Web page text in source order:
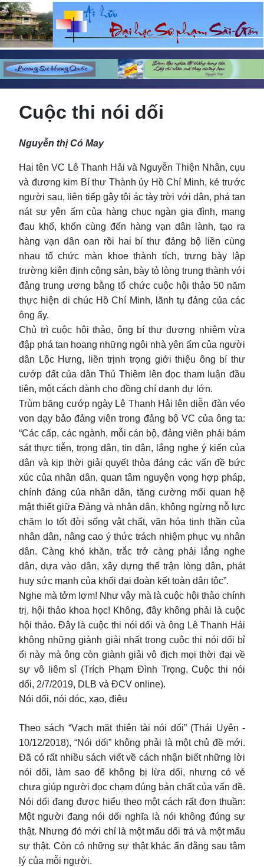
Cuộc thi nói dối
Nguyễn thị Cỏ May
Hai tên VC Lê Thanh Hải và Nguyễn Thiện Nhân, cụu
và đương kim Bí thư Thành ủy Hồ Chí Minh, kẻ trước
người sau, liên tiếp gây tội ác tày trời với dân, phá tan
nát sự yên ấm của hàng chục ngàn gia đình, mang
đau khổ, khốn cùng đến hàng vạn dân lành, tạo ra
hàng vạn dân oan rồi hai bí thư đảng bộ liền cùng
nhau tổ chức màn khoe thành tích, trưng bày lập
trường kiên định cộng sản, bày tỏ lòng trung thành với
đảng trung ương bằng tổ chức cuộc hội thảo 50 năm
thực hiện di chúc Hồ Chí Minh, lãnh tụ đảng của các
ông ấy.
Chủ trì cuộc hội thảo, ông bí thư đương nhiệm vừa
đập phá tan hoang những ngôi nhà yên ấm của người
dân Lộc Hưng, liền trịnh trọng giới thiệu ông bí thư
cướp đất của dân Thủ Thiêm lên đọc tham luận đầu
tiên, một cách dành cho đồng chí danh dự lớn.
Trùm băng cướp ngày Lê Thanh Hải lên diễn đàn véo
von dạy bảo đảng viên trong đảng bộ VC của ông ta:
“Các cấp, các ngành, mỗi cán bộ, đảng viên phải bám
sát thực tiễn, trọng dân, tin dân, lắng nghe ý kiến của
dân và kịp thời giải quyết thỏa đáng các vấn đề bức
xúc của nhân dân, quan tâm nguyện vọng hợp pháp,
chính đáng của nhân dân, tăng cường mối quan hệ
mật thiết giữa Đảng và nhân dân, không ngừng nỗ lực
chăm lo tốt đời sống vật chất, văn hóa tinh thần của
nhân dân, nâng cao ý thức trách nhiệm phục vụ nhân
dân. Càng khó khăn, trắc trở càng phải lắng nghe
dân, dựa vào dân, xây dựng thế trận lòng dân, phát
huy sức mạnh của khối đại đoàn kết toàn dân tộc”.
Nghe mà tởm lợm! Như vậy mà là cuộc hội thảo chính
trị, hội thảo khoa học! Không, đây không phải là cuộc
hội thảo. Đây là cuộc thi nói dối và ông Lê Thanh Hải
không những giành giải nhất trong cuộc thi nói dối bỉ
ổi này mà ông còn giành giải vô địch mọi thời đại về
sự vô liêm sỉ (Trích Phạm Đình Trọng, Cuộc thi nói
dối, 2/7/2019, DLB và ĐCV online).
Nói dối, nói dóc, xạo, điêu
Theo sách “Vạch mặt thiên tài nói dối” (Thái Uyên -
10/12/2018), “Nói dối” không phải là một chủ đề mới.
Đã có rất nhiều sách viết về cách nhận biết những lời
nói dối, làm sao để không bị lừa dối, nhưng có vẻ
chưa giúp người đọc chạm đúng bản chất của vấn đề.
Nói dối đang được hiểu theo một cách rất đơn thuần:
Một người đang nói dối nghĩa là nói không đúng sự
thật. Nhưng đó mới chỉ là một mẩu dối trá và một mẩu
sự thật. Còn có những sự thật khác ẩn đằng sau tâm
lý của mỗi người.